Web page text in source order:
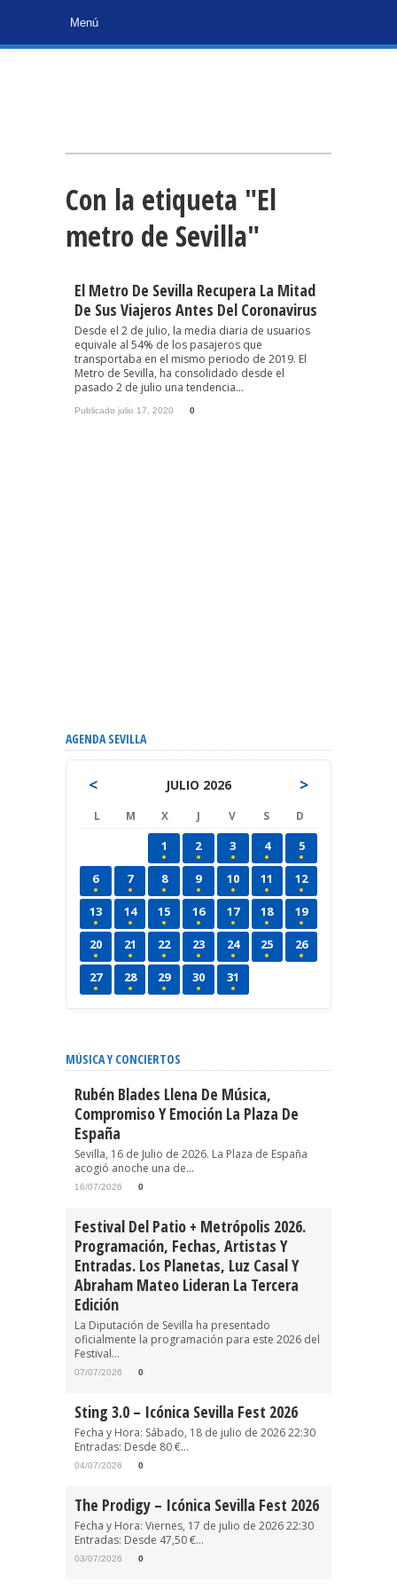
Con la etiqueta "El
metro de Sevilla"
El Metro De Sevilla Recupera La Mitad
De Sus Viajeros Antes Del Coronavirus
Desde el 2 de julio, la media diaria de usuarios
equivale al 54% de los pasajeros que
transportaba en el mismo periodo de 2019. El
Metro de Sevilla, ha consolidado desde el
pasado 2 de julio una tendencia...
Publicado julio 17, 2020 0
AGENDA SEVILLA
< JULIO 2026 >
L M X J V S D
1 2 3 4 5
6 7 8 9 10 11 12
13 14 15 16 17 18 19
20 21 22 23 24 25 26
27 28 29 30 31
MÚSICA Y CONCIERTOS
Rubén Blades Llena De Música,
Compromiso Y Emoción La Plaza De
España
Sevilla, 16 de Julio de 2026. La Plaza de España
acogió anoche una de...
16/07/2026 0
Festival Del Patio + Metrópolis 2026.
Programación, Fechas, Artistas Y
Entradas. Los Planetas, Luz Casal Y
Abraham Mateo Lideran La Tercera
Edición
La Diputación de Sevilla ha presentado
oficialmente la programación para este 2026 del
Festival...
07/07/2026 0
Sting 3.0 – Icónica Sevilla Fest 2026
Fecha y Hora: Sábado, 18 de julio de 2026 22:30
Entradas: Desde 80 €...
04/07/2026 0
The Prodigy – Icónica Sevilla Fest 2026
Fecha y Hora: Viernes, 17 de julio de 2026 22:30
Entradas: Desde 47,50 €...
03/07/2026 0